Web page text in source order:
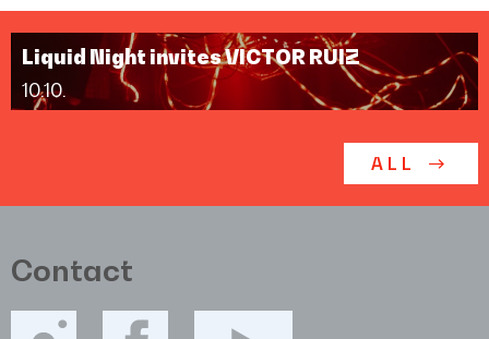
Liquid Night invites VICTOR RUIZ
10.10.
ALL
Contact